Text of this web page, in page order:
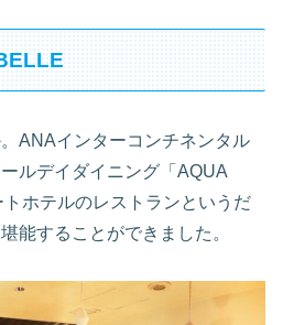
ANAインターコンチネンタル
ルデイダイニング「AQUA
ホテルのレストランというだ
能することができました。